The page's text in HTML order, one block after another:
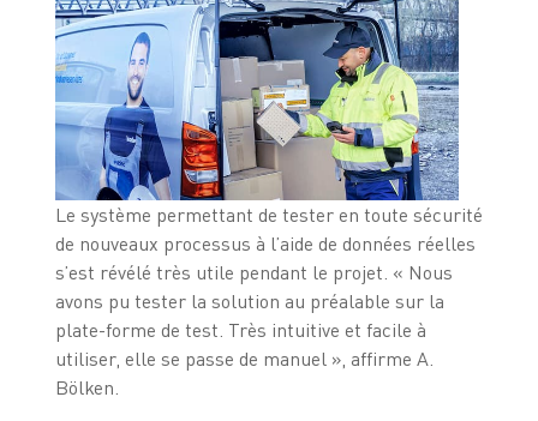
Le système permettant de tester en toute sécurité
de nouveaux processus à l’aide de données réelles
s’est révélé très utile pendant le projet. « Nous
avons pu tester la solution au préalable sur la
plate-forme de test. Très intuitive et facile à
utiliser, elle se passe de manuel », affirme A.
Bölken.